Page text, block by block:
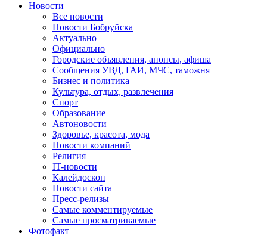
Новости
Все новости
Новости Бобруйска
Актуально
Официально
Городские объявления, анонсы, афиша
Сообщения УВД, ГАИ, МЧС, таможня
Бизнес и политика
Культура, отдых, развлечения
Спорт
Образование
Автоновости
Здоровье, красота, мода
Новости компаний
Религия
IT-новости
Калейдоскоп
Новости сайта
Пресс-релизы
Самые комментируемые
Самые просматриваемые
Фотофакт